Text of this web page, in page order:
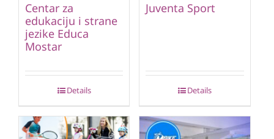
Centar za
edukaciju i strane
jezike Educa
Mostar
Details
Juventa Sport
Details